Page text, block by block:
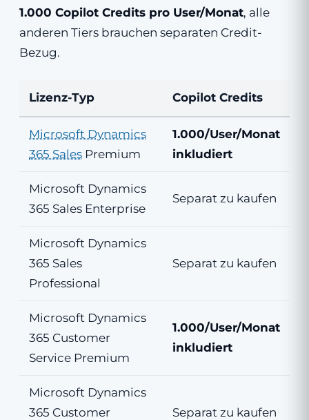
1.000 Copilot Credits pro User/Monat, alle
anderen Tiers brauchen separaten Credit-
Bezug.
Lizenz-Typ Copilot Credits
Microsoft Dynamics
365 Sales Premium
1.000/User/Monat
inkludiert
Microsoft Dynamics
365 Sales Enterprise
Separat zu kaufen
Microsoft Dynamics
365 Sales
Professional
Separat zu kaufen
Microsoft Dynamics
365 Customer
Service Premium
1.000/User/Monat
inkludiert
Microsoft Dynamics
365 Customer
Separat zu kaufen